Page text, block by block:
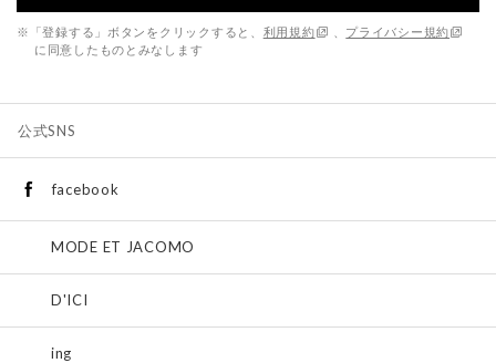
※「登録する」ボタンをクリックすると、 利用規約
プライバシー規約
に同意したものとみなします
公式SNS
facebook
MODE ET JACOMO
D'ICI
ing